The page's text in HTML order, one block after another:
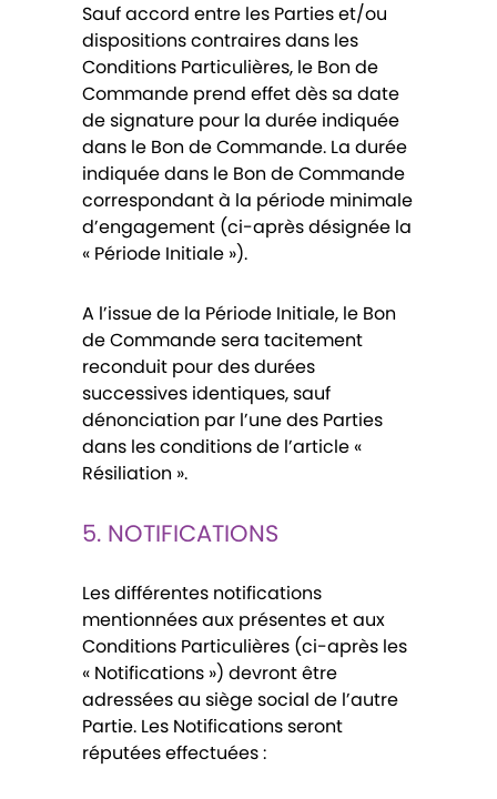
Sauf accord entre les Parties et/ou
dispositions contraires dans les
Conditions Particulières, le Bon de
Commande prend effet dès sa date
de signature pour la durée indiquée
dans le Bon de Commande. La durée
indiquée dans le Bon de Commande
correspondant à la période minimale
d’engagement (ci-après désignée la
« Période Initiale »).
A l’issue de la Période Initiale, le Bon
de Commande sera tacitement
reconduit pour des durées
successives identiques, sauf
dénonciation par l’une des Parties
dans les conditions de l’article «
Résiliation ».
5. NOTIFICATIONS
Les différentes notifications
mentionnées aux présentes et aux
Conditions Particulières (ci-après les
« Notifications ») devront être
adressées au siège social de l’autre
Partie. Les Notifications seront
réputées effectuées :